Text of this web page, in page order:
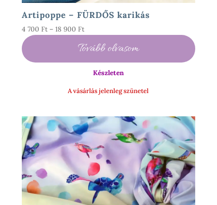
Artipoppe – FÜRDŐS karikás
4 700 Ft – 18 900 FtÁrtartomány:
700 Ft
-
Tovább olvasom
Készleten
A vásárlás jelenleg szünetel